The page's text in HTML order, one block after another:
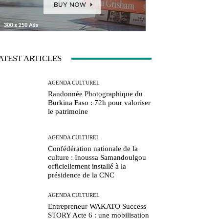
ARTICLES
AGENDA CULTUREL
Randonnée Photographique du
Burkina Faso : 72h pour valoriser
le patrimoine
AGENDA CULTUREL
Confédération nationale de la
culture : Inoussa Samandoulgou
officiellement installé à la
présidence de la CNC
AGENDA CULTUREL
Entrepreneur WAKATO Success
STORY Acte 6 : une mobilisation